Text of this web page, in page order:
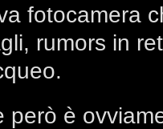
fotocamera
rumors in
però è